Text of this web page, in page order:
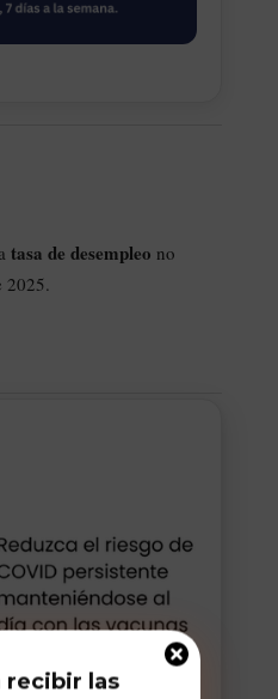
tasa de desempleo no
2025.
recibir las